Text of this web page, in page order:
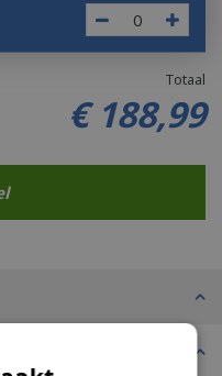
Totaal
€ 188,99